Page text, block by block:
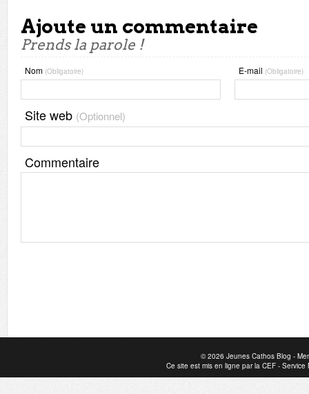
Ajoute un commentaire
Prends la parole !
Nom (Obligatoire) E-mail (Obligatoire)
Site web (Optionnel)
Commentaire
© 2026Jeunes Cathos Blog-
Ce site est mis en ligne par laCEF-Service